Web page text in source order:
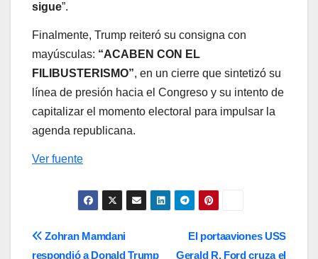
sigue”.
Finalmente, Trump reiteró su consigna con
mayúsculas: “ACABEN CON EL
FILIBUSTERISMO”, en un cierre que sintetizó su
línea de presión hacia el Congreso y su intento de
capitalizar el momento electoral para impulsar la
agenda republicana.
Ver fuente
Navegación
El portaaviones USS
Gerald R. Ford cruza el
Zohran Mamdani
respondió a Donald Trump